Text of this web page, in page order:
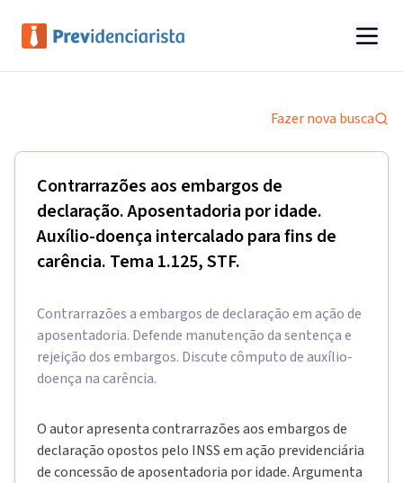
Fazer nova busca
Contrarrazões aos embargos de
declaração. Aposentadoria por idade.
Auxílio-doença intercalado para fins de
carência. Tema 1.125, STF.
Contrarrazões a embargos de declaração em ação de
aposentadoria. Defende manutenção da sentença e
rejeição dos embargos. Discute cômputo de auxílio-
doença na carência.
O autor apresenta contrarrazões aos embargos de
declaração opostos pelo INSS em ação previdenciária
de concessão de aposentadoria por idade. Argumenta